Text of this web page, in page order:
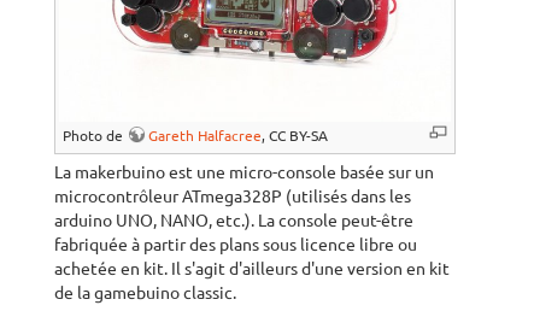
Photo de Gareth Halfacree, CC BY-SA
La makerbuino est une micro-console basée sur un
microcontrôleur ATmega328P (utilisés dans les
arduino UNO, NANO, etc.). La console peut-être
fabriquée à partir des plans sous licence libre ou
achetée en kit. Il s'agit d'ailleurs d'une version en kit
de la gamebuino classic.